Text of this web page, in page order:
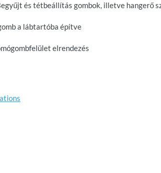
és tétbeállítás gombok, illetve hangerő
a lábtartóba építve
elrendezés